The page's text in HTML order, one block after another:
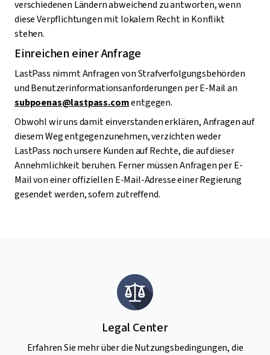
verschiedenen Ländern abweichend zu antworten, wenn
diese Verpflichtungen mit lokalem Recht in Konflikt
stehen.
Einreichen einer Anfrage
LastPass nimmt Anfragen von Strafverfolgungsbehörden
und Benutzerinformationsanforderungen per E-Mail an
subpoenas@lastpass.comentgegen.
Obwohl wir uns damit einverstanden erklären, Anfragen auf
diesem Weg entgegenzunehmen, verzichten weder
LastPass noch unsere Kunden auf Rechte, die auf dieser
Annehmlichkeit beruhen. Ferner müssen Anfragen per E-
Mail von einer offiziellen E-Mail-Adresse einer Regierung
gesendet werden, sofern zutreffend.
Legal Center
Erfahren Sie mehr über die Nutzungsbedingungen, die